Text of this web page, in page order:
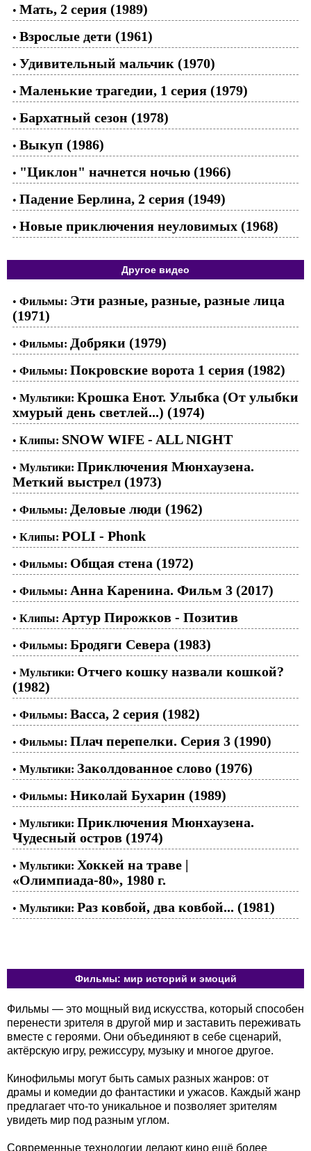
• Мать, 2 серия (1989)
• Взрослые дети (1961)
• Удивительный мальчик (1970)
• Маленькие трагедии, 1 серия (1979)
• Бархатный сезон (1978)
• Выкуп (1986)
• "Циклон" начнется ночью (1966)
• Падение Берлина, 2 серия (1949)
• Новые приключения неуловимых (1968)
Другое видео
• Фильмы: Эти разные, разные, разные лица
(1971)
• Фильмы: Добряки (1979)
• Фильмы: Покровские ворота 1 серия (1982)
• Мультики: Крошка Енот. Улыбка (От улыбки
хмурый день светлей...) (1974)
• Клипы: SNOW WIFE - ALL NIGHT
• Мультики: Приключения Мюнхаузена.
Меткий выстрел (1973)
• Фильмы: Деловые люди (1962)
• Клипы: POLI - Phonk
• Фильмы: Общая стена (1972)
• Фильмы: Анна Каренина. Фильм 3 (2017)
• Клипы: Артур Пирожков - Позитив
• Фильмы: Бродяги Севера (1983)
• Мультики: Отчего кошку назвали кошкой?
(1982)
• Фильмы: Васса, 2 серия (1982)
• Фильмы: Плач перепелки. Серия 3 (1990)
• Мультики: Заколдованное слово (1976)
• Фильмы: Николай Бухарин (1989)
• Мультики: Приключения Мюнхаузена.
Чудесный остров (1974)
• Мультики: Хоккей на траве |
«Олимпиада-80», 1980 г.
• Мультики: Раз ковбой, два ковбой... (1981)
Фильмы: мир историй и эмоций
Фильмы — это мощный вид искусства, который способен
перенести зрителя в другой мир и заставить переживать
вместе с героями. Они объединяют в себе сценарий,
актёрскую игру, режиссуру, музыку и многое другое.
Кинофильмы могут быть самых разных жанров: от
драмы и комедии до фантастики и ужасов. Каждый жанр
предлагает что-то уникальное и позволяет зрителям
увидеть мир под разным углом.
Современные технологии делают кино ещё более